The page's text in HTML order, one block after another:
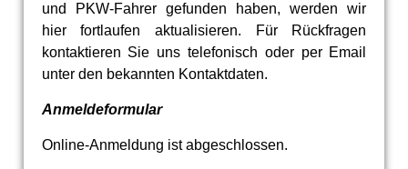
und PKW-Fahrer gefunden haben, werden wir
hier fortlaufen aktualisieren. Für Rückfragen
kontaktieren Sie uns telefonisch oder per Email
unter den bekannten Kontaktdaten.
Anmeldeformular
Online-Anmeldung ist abgeschlossen.